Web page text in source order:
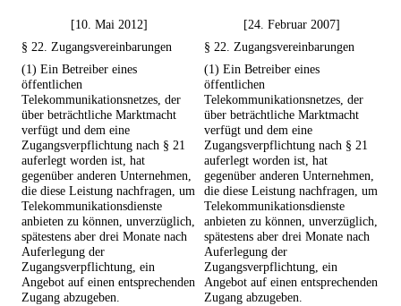
[10. Mai 2012]
[24. Februar 2007]
§ 22. Zugangsvereinbarungen
§ 22. Zugangsvereinbarungen
(1) Ein Betreiber eines
öffentlichen
Telekommunikationsnetzes, der
über beträchtliche Marktmacht
verfügt und dem eine
Zugangsverpflichtung nach § 21
auferlegt worden ist, hat
gegenüber anderen Unternehmen,
die diese Leistung nachfragen, um
Telekommunikationsdienste
anbieten zu können, unverzüglich,
spätestens aber drei Monate nach
Auferlegung der
Zugangsverpflichtung, ein
Angebot auf einen entsprechenden
Zugang abzugeben.
(1) Ein Betreiber eines
öffentlichen
Telekommunikationsnetzes, der
über beträchtliche Marktmacht
verfügt und dem eine
Zugangsverpflichtung nach § 21
auferlegt worden ist, hat
gegenüber anderen Unternehmen,
die diese Leistung nachfragen, um
Telekommunikationsdienste
anbieten zu können, unverzüglich,
spätestens aber drei Monate nach
Auferlegung der
Zugangsverpflichtung, ein
Angebot auf einen entsprechenden
Zugang abzugeben.